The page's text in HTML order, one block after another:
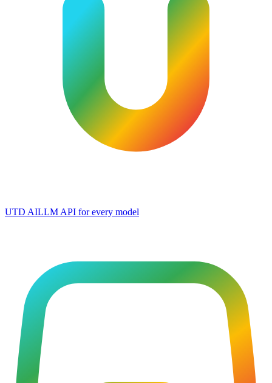
UTD AILLM API for every model